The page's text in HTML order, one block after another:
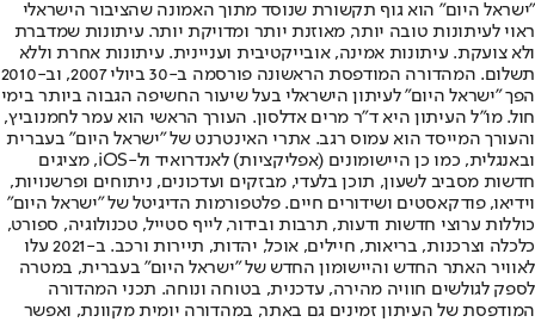
"ישראל היום" הוא גוף תקשורת שנוסד מתוך האמונה שהציבור הישראלי
ראוי לעיתונות טובה יותר, מאוזנת יותר ומדויקת יותר. עיתונות שמדברת
ולא צועקת. עיתונות אמינה, אובייקטיבית ועניינית. עיתונות אחרת וללא
תשלום. המהדורה המודפסת הראשונה פורסמה ב-30 ביולי 2007, וב-2010
הפך "ישראל היום" לעיתון הישראלי בעל שיעור החשיפה הגבוה ביותר בימי
חול. מו"ל העיתון היא ד"ר מרים אדלסון. העורך הראשי הוא עמר לחמנוביץ,
והעורך המייסד הוא עמוס רגב. אתרי האינטרנט של "ישראל היום" בעברית
ובאנגלית, כמו כן היישומונים (אפליקציות) לאנדרואיד ול-iOS, מציגים
חדשות מסביב לשעון, תוכן בלעדי, מבזקים ועדכונים, ניתוחים ופרשנויות,
וידיאו, פודקאסטים ושידורים חיים. פלטפורמות הדיגיטל של "ישראל היום"
כוללות ערוצי חדשות ודעות, תרבות ובידור, לייף סטייל, טכנולוגיה, ספורט,
כלכלה וצרכנות, בריאות, חיילים, אוכל, יהדות, תיירות ורכב. ב-2021 עלו
לאוויר האתר החדש והיישומון החדש של "ישראל היום" בעברית, במטרה
לספק לגולשים חוויה מהירה, עדכנית, בטוחה ונוחה. תכני המהדורה
המודפסת של העיתון זמינים גם באתר, במהדורה יומית מקוונת, ואפשר